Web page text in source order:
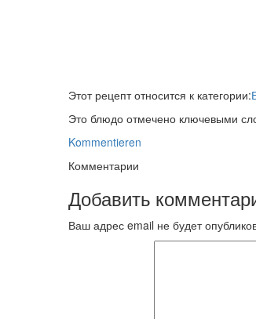
Этот рецепт относится к категории:
Это блюдо отмечено ключевыми
Kommentieren
Комментарии
Добавить
Ваш адрес email не будет